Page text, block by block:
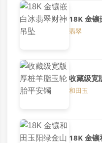
18K 金镶
翡翠
收藏级宽
和田玉
18K 金镶